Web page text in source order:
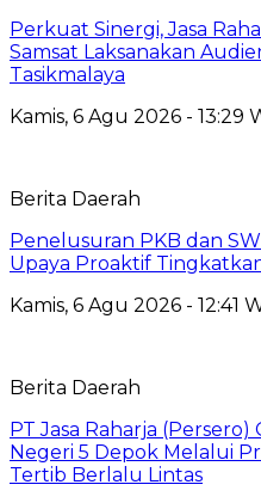
Perkuat Sinergi, Jasa
Samsat Laksanakan
Tasikmalaya
Kamis, 6 Agu 2026 - 13:29
Berita Daerah
Penelusuran PKB dan
Upaya Proaktif
Kamis, 6 Agu 2026 - 12:41
Berita Daerah
PT Jasa Raharja
Negeri 5 Depok Melalui
Tertib Berlalu Lintas